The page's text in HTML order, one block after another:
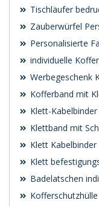
Tischläufer
Zauberwürfel
Personalisierte
individuelle
Werbegeschenk
Kofferband mit
Klett-
Klettband mit
Klett
Klett
Badelatschen